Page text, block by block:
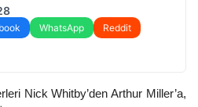
WhatsApp
Reddit
Nick Whitby’den Arthur Miller’a,